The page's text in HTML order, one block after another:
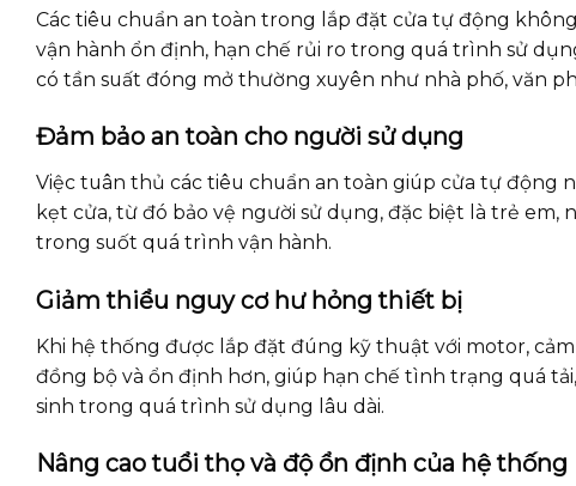
Các tiêu chuẩn an toàn trong lắp đặt cửa tự động
vận hành ổn định, hạn chế rủi ro trong quá trình sử
có tần suất đóng mở thường xuyên như nhà phố, văn
Đảm bảo an toàn cho người sử dụng
Việc tuân thủ các tiêu chuẩn an toàn giúp cửa tự động
kẹt cửa, từ đó bảo vệ người sử dụng, đặc biệt là trẻ
trong suốt quá trình vận hành.
Giảm thiểu nguy cơ hư hỏng thiết bị
Khi hệ thống được lắp đặt đúng kỹ thuật với motor,
đồng bộ và ổn định hơn, giúp hạn chế tình trạng quá
sinh trong quá trình sử dụng lâu dài.
Nâng cao tuổi thọ và độ ổn định của hệ thống